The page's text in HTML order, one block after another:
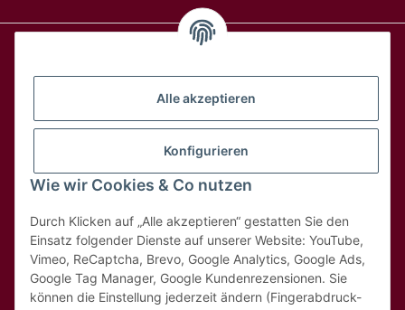
Alle akzeptieren
Konfigurieren
Wie wir Cookies & Co nutzen
Durch Klicken auf „Alle akzeptieren“ gestatten Sie den
Einsatz folgender Dienste auf unserer Website: YouTube,
Vimeo, ReCaptcha, Brevo, Google Analytics, Google Ads,
Google Tag Manager, Google Kundenrezensionen. Sie
können die Einstellung jederzeit ändern (Fingerabdruck-
Hilfe & Kontakt
Rechtliches